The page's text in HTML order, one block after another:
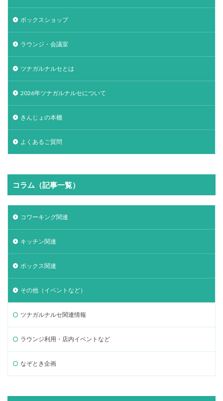
ボックスショップ
ラウンジ・会議室
ツナガルナルセとは
2026年ツナガルナルセについて
きんじょの本棚
よくあるご質問
コラム（記事一覧）
コワーキング関連
キッチン関連
ボックス関連
その他（イベントなど）
ツナガルナルセ関連情報
ラウンジ利用・店内イベントなど
なぞとき企画